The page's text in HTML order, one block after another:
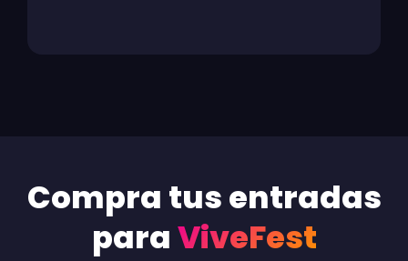
Compra tus entradas
paraViveFest